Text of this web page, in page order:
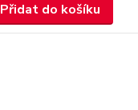
Přidat do košíku